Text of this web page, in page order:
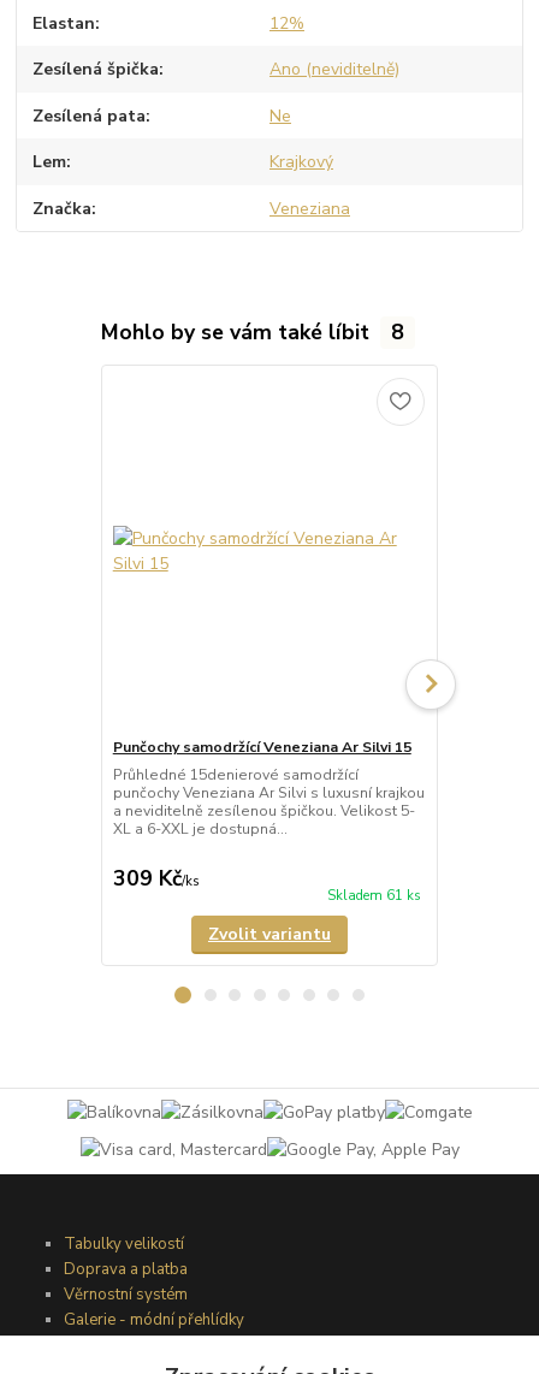
Elastan 12%
Zesílená špička Ano (neviditelně)
Zesílená pata Ne
Lem Krajkový
Značka Veneziana
Mohlo by se vám také líbit 8
Punčochy samodržící Veneziana Ar Silvi 15
Průhledné 15denierové samodržící
punčochy Veneziana Ar Silvi s luxusní krajkou
a neviditelně zesílenou špičkou. Velikost 5-
XL a 6-XXL je dostupná...
309 Kč/ks
Skladem 61 ks
Zvolit variantu
Tabulky velikostí
Doprava a platba
Věrnostní systém
Galerie - módní přehlídky